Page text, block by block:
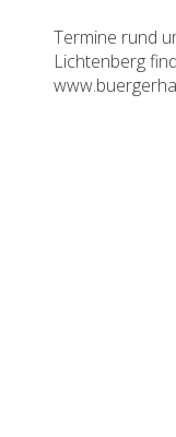
Termine rund
Lichtenberg